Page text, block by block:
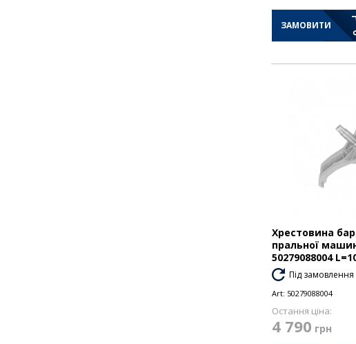
ЗАМОВИТИ
Хрестовина
пральної
50279088004
Під замовлення
Art: 50279088004
Остання ціна:
4 790 грн